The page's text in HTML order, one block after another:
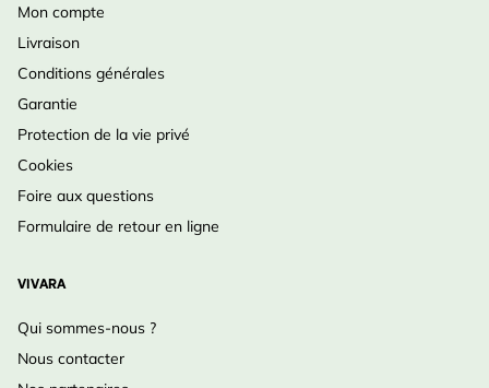
Mon compte
Livraison
Conditions générales
Garantie
Protection de la vie privé
Cookies
Foire aux questions
Formulaire de retour en ligne
VIVARA
Qui sommes-nous ?
Nous contacter